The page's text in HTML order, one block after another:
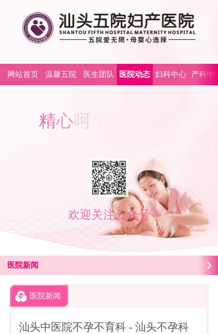
网站首页 温馨五院 医生团队 医院动态 妇科中心 产科中
欢迎关注公众号
精 心 呵
医院新闻
医院新闻
汕头中医院不孕不育科 - 汕头不孕科